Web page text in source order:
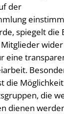
der
spiegelt die
eine
die
die
dienen